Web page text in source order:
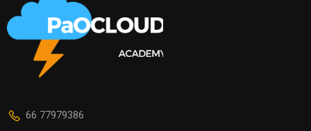
66 77979386